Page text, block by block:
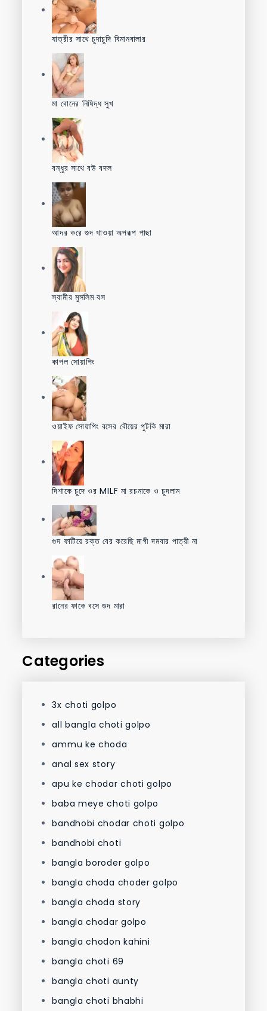
যাত্রীর সাথে চুদাচুদি বিমানবালার
মা বোনের নিষিদ্ধ সুখ
বন্ধুর সাথে বউ বদল
আদর করে গুদ খাওয়া অপরূপ পাছা
স্বামীর মুসলিম বস
কাপল সোয়াপিং
ওয়াইফ সোয়াপিং বসের বৌয়ের পুটকি মারা
দিশাকে চুদে ওর MILF মা রচনাকে ও চুদলাম
গুদ ফাটিয়ে রক্ত বের করেছি মাগী দমবার পাত্রী না
রানের ফাকে বসে গুদ মারা
Categories
3x choti golpo
all bangla choti golpo
ammu ke choda
anal sex story
apu ke chodar choti golpo
baba meye choti golpo
bandhobi chodar choti golpo
bandhobi choti
bangla boroder golpo
bangla choda choder golpo
bangla choda story
bangla chodar golpo
bangla chodon kahini
bangla choti 69
bangla choti aunty
bangla choti bhabhi